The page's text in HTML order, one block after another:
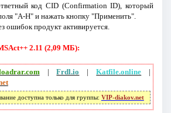
код CID (Confirmation ID), который
"A-H" и нажать кнопку "Применить".
ошибок продукт активируется.
2.11 (2,09 МБ):
|Frdl.io |Katfile.online |
доступна только для группы: VIP-diakov.net